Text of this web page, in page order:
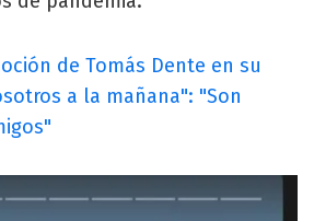
de Tomás Dente en su
a la mañana": "Son